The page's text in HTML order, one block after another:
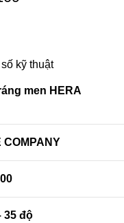
kỹ thuật
men HERA
COMPANY
35 độ